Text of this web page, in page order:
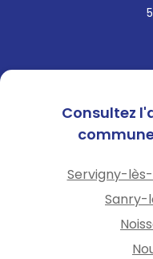
Consultez
Servigny-
Sanry-